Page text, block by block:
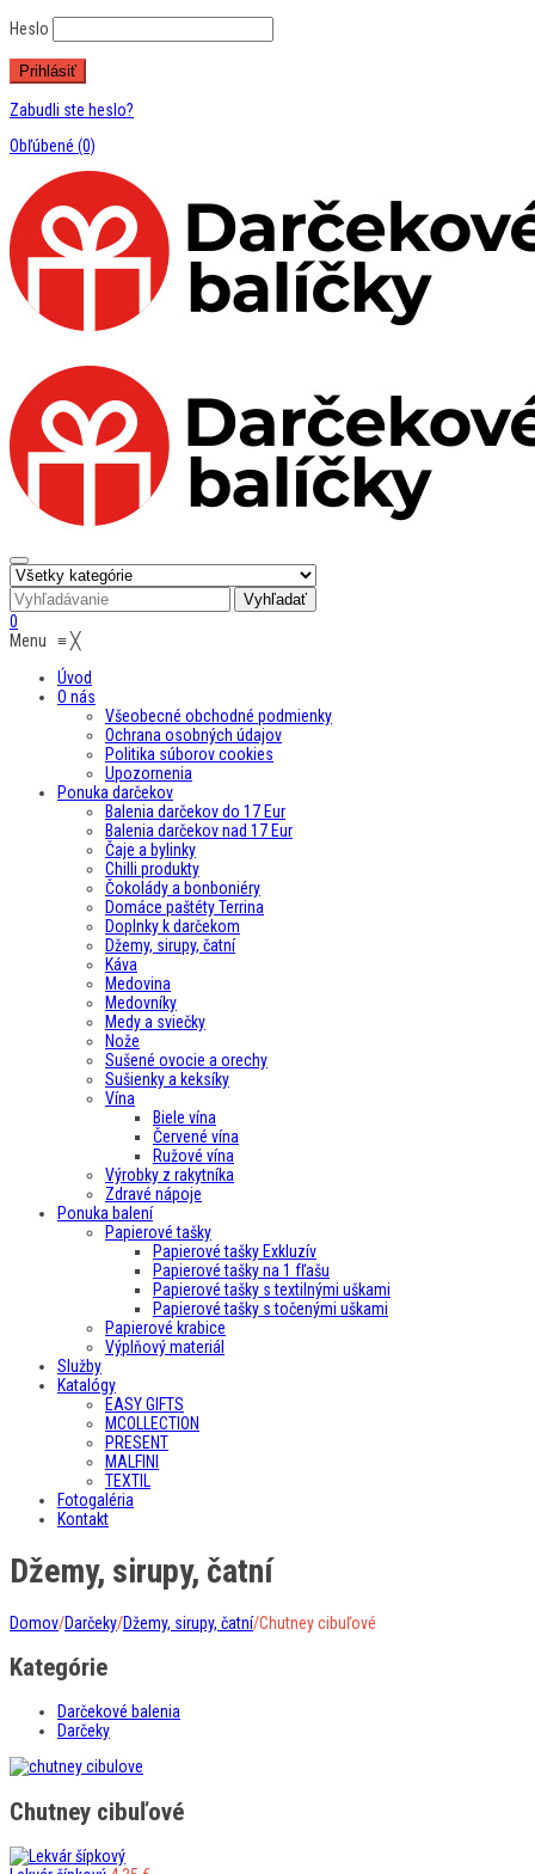
Heslo
Zabudli ste heslo?
Obľúbené (0)
0
Menu ≡╳
Úvod
O nás
Všeobecné obchodné podmienky
Ochrana osobných údajov
Politika súborov cookies
Upozornenia
Ponuka darčekov
Balenia darčekov do 17 Eur
Balenia darčekov nad 17 Eur
Čaje a bylinky
Chilli produkty
Čokolády a bonboniéry
Domáce paštéty Terrina
Doplnky k darčekom
Džemy, sirupy, čatní
Káva
Medovina
Medovníky
Medy a sviečky
Nože
Sušené ovocie a orechy
Sušienky a keksíky
Vína
Biele vína
Červené vína
Ružové vína
Výrobky z rakytníka
Zdravé nápoje
Ponuka balení
Papierové tašky
Papierové tašky Exkluzív
Papierové tašky na 1 fľašu
Papierové tašky s textilnými uškami
Papierové tašky s točenými uškami
Papierové krabice
Výplňový materiál
Služby
Katalógy
EASY GIFTS
MCOLLECTION
PRESENT
MALFINI
TEXTIL
Fotogaléria
Kontakt
Džemy, sirupy, čatní
Domov/Darčeky/Džemy, sirupy, čatní/Chutney cibuľové
Kategórie
Darčekové balenia
Darčeky
Chutney cibuľové